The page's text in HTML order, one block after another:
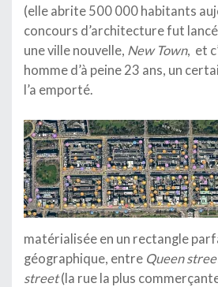
(elle abrite 500 000 habitants
concours d’architecture fut
une ville nouvelle, New Town, et
homme d’à peine 23 ans, un
l’a emporté.
matérialisée en un rectangle
géographique, entre Queen
street(la rue la plus